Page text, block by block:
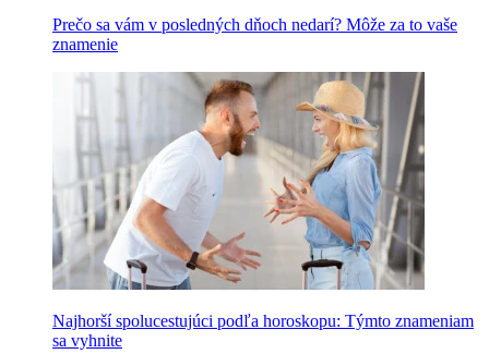
Prečo sa vám v posledných dňoch nedarí? Môže za to vaše
znamenie
Najhorší spolucestujúci podľa horoskopu: Týmto znameniam
sa vyhnite